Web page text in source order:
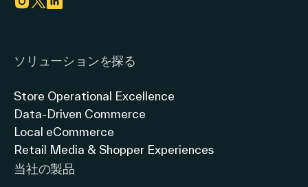
ソリューションを探る
Store Operational Excellence
Data-Driven Commerce
Local eCommerce
Retail Media & Shopper Experiences
当社の製品